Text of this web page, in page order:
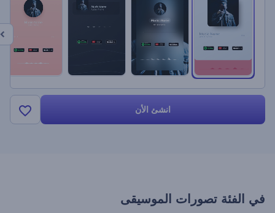
انشئ الأن
في الفئة تصورات الموسيقى